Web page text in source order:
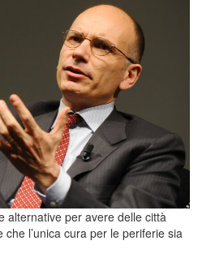
alternative per avere delle città
l’unica cura per le periferie sia